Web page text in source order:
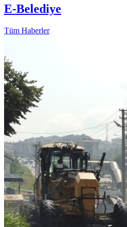
E-Belediye
Tüm Haberler